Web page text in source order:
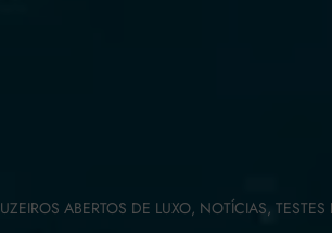
ABERTOS DE LUXO, NOTÍCIAS,